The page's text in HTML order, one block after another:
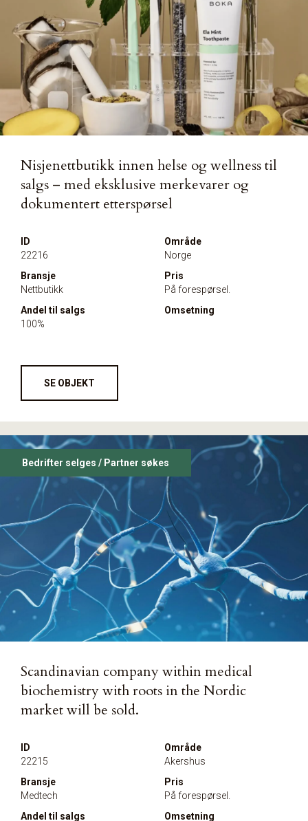
Nisjenettbutikk innen helse og wellness til
salgs – med eksklusive merkevarer og
dokumentert etterspørsel
ID
22216
Område
Norge
Bransje
Nettbutikk
Pris
På forespørsel.
Andel til salgs
100%
Omsetning
SE OBJEKT
Scandinavian company within medical
biochemistry with roots in the Nordic
market will be sold.
ID
22215
Område
Akershus
Bransje
Medtech
Pris
På forespørsel.
Andel til salgs
Omsetning
Bedrifter selges / Partner søkes